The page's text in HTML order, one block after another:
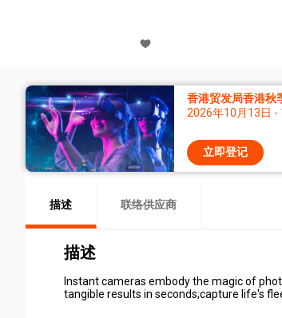
香港贸发局香港秋
2026年10月13日 -
立即登记
描述 联络供应商
描述
Instant cameras embody the magic of
tangible results in seconds;capture life's